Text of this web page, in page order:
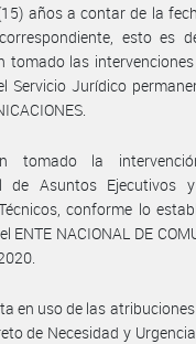
años a contar de la
esto es
tomado las
Servicio Jurídico
tomado la
de Asuntos Ejecutivos
conforme lo
ENTE NACIONAL DE
en uso de las
de Necesidad y